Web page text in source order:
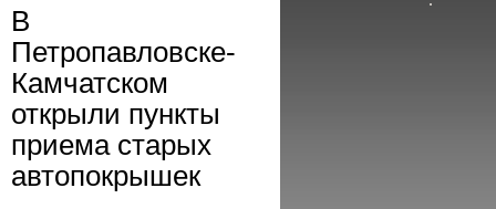
В
Петропавловске-
Камчатском
открыли пункты
приема старых
автопокрышек